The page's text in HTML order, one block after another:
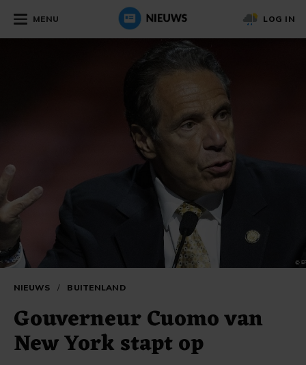
MENU LOG IN
NIEUWS / BUITENLAND
Gouverneur Cuomo van
New York stapt op